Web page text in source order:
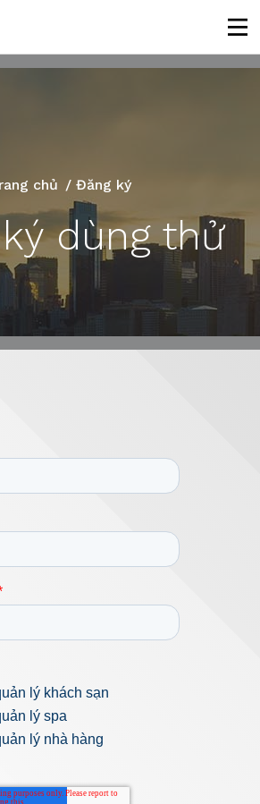
chủ / Đăng ký
dùng thử